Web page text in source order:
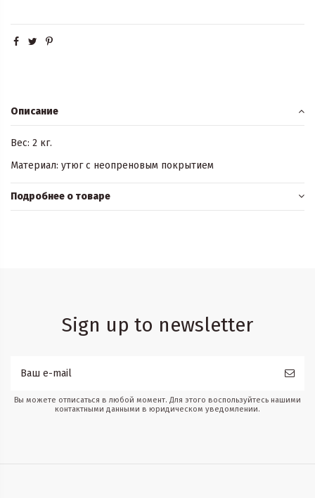
Описание
Вес: 2 кг.
Материал: утюг с неопреновым покрытием
Подробнее о товаре
Sign up to newsletter
Вы можете отписаться в любой момент. Для этого воспользуйтесь нашими
контактными данными в юридическом уведомлении.